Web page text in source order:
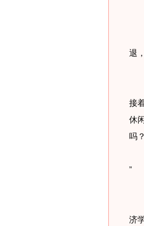
新
退
上
接
休
吗
”
而
济